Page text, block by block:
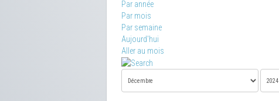
Par année
Par mois
Par semaine
Aujourd'hui
Aller au mois